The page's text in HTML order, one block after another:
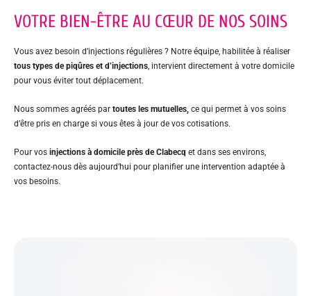
VOTRE BIEN-ÊTRE AU CŒUR DE NOS SOINS
Vous avez besoin d’injections régulières ? Notre équipe, habilitée à réaliser
tous types de piqûres et d’injections , intervient directement à votre domicile
pour vous éviter tout déplacement.
Nous sommes agréés par toutes les mutuelles, ce qui permet à vos soins
d’être pris en charge si vous êtes à jour de vos cotisations.
Pour vos injections à domicile près de Clabecq et dans ses environs,
contactez-nous dès aujourd’hui pour planifier une intervention adaptée à
vos besoins.